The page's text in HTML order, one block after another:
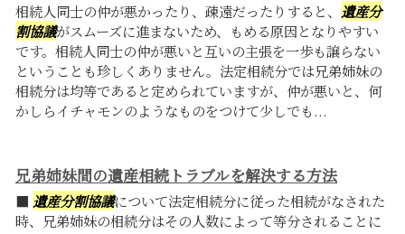
相続人同士の仲が悪かったり、疎遠だったりすると、 遺産分
割協議がスムーズに進まないため、もめる原因となりやすい
です。相続人同士の仲が悪いと互いの主張を一歩も譲らない
ということも珍しくありません。法定相続分では兄弟姉妹の
相続分は均等であると定められていますが、仲が悪いと、何
かしらイチャモンのようなものをつけて少しでも...
兄弟姉妹間の遺産相続トラブルを解決する方法
■ 遺産分割協議について法定相続分に従った相続がなされた
時、兄弟姉妹の相続分はその人数によって等分されることに